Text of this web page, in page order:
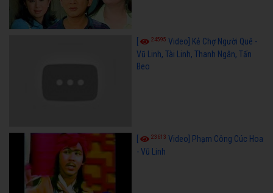
24595 Video] Kẻ Chợ Người Quê -
Vũ Linh, Tài Linh, Thanh Ngân, Tấn
Beo
23613 Video] Phạm Công Cúc Hoa
- Vũ Linh